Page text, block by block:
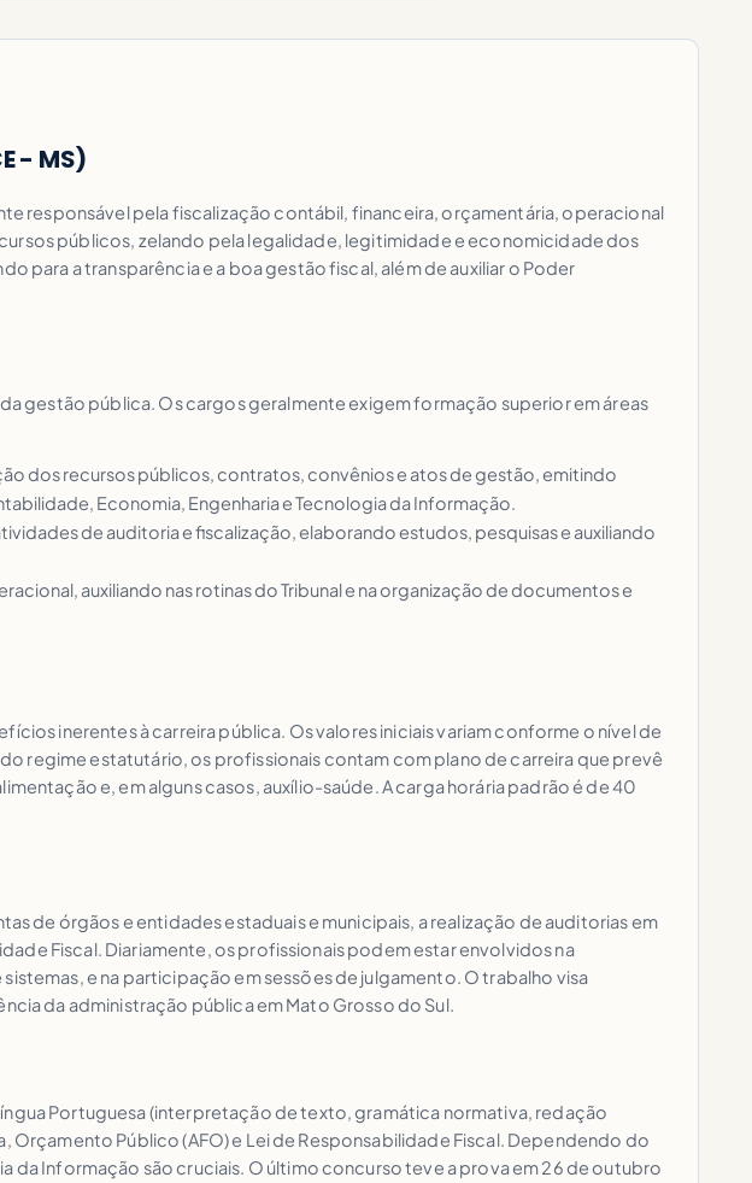
- MS)
responsável pela fiscalização contábil, financeira, orçamentária, operacional
públicos, zelando pela legalidade, legitimidade e economicidade dos
a transparência e a boa gestão fiscal, além de auxiliar o Poder
gestão pública. Os cargos geralmente exigem formação superior em áreas
dos recursos públicos, contratos, convênios e atos de gestão, emitindo
Economia, Engenharia e Tecnologia da Informação.
de auditoria e fiscalização, elaborando estudos, pesquisas e auxiliando
auxiliando nas rotinas do Tribunal e na organização de documentos e
inerentes à carreira pública. Os valores iniciais variam conforme o nível de
regime estatutário, os profissionais contam com plano de carreira que prevê
e, em alguns casos, auxílio-saúde. A carga horária padrão é de 40
de órgãos e entidades estaduais e municipais, a realização de auditorias em
Fiscal. Diariamente, os profissionais podem estar envolvidos na
e na participação em sessões de julgamento. O trabalho visa
da administração pública em Mato Grosso do Sul.
Portuguesa (interpretação de texto, gramática normativa, redação
Público (AFO) e Lei de Responsabilidade Fiscal. Dependendo do
Informação são cruciais. O último concurso teve a prova em 26 de outubro